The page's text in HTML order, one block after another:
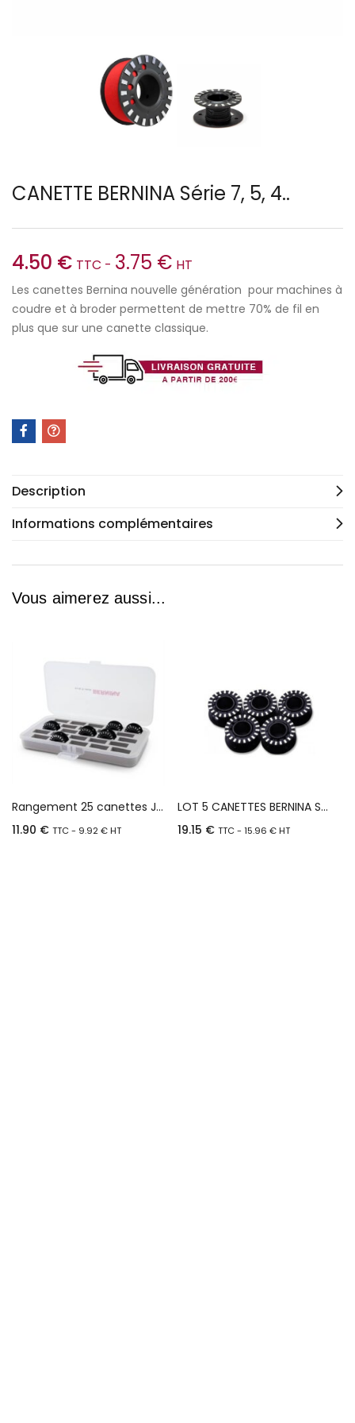
CANETTE BERNINA Série 7, 5, 4..
4.50 € TTC - 3.75 € HT
Les canettes Bernina nouvelle génération pour machines à
coudre et à broder permettent de mettre 70% de fil en
plus que sur une canette classique.
Description
Informations complémentaires
Vous aimerez aussi...
Rangement 25 canettes Jumbo BERNINA
11.90 € TTC - 9.92€HT
LOT 5 CANETTES BERNINA SERIE 7,5,4
19.15 € TTC - 15.96 €HT